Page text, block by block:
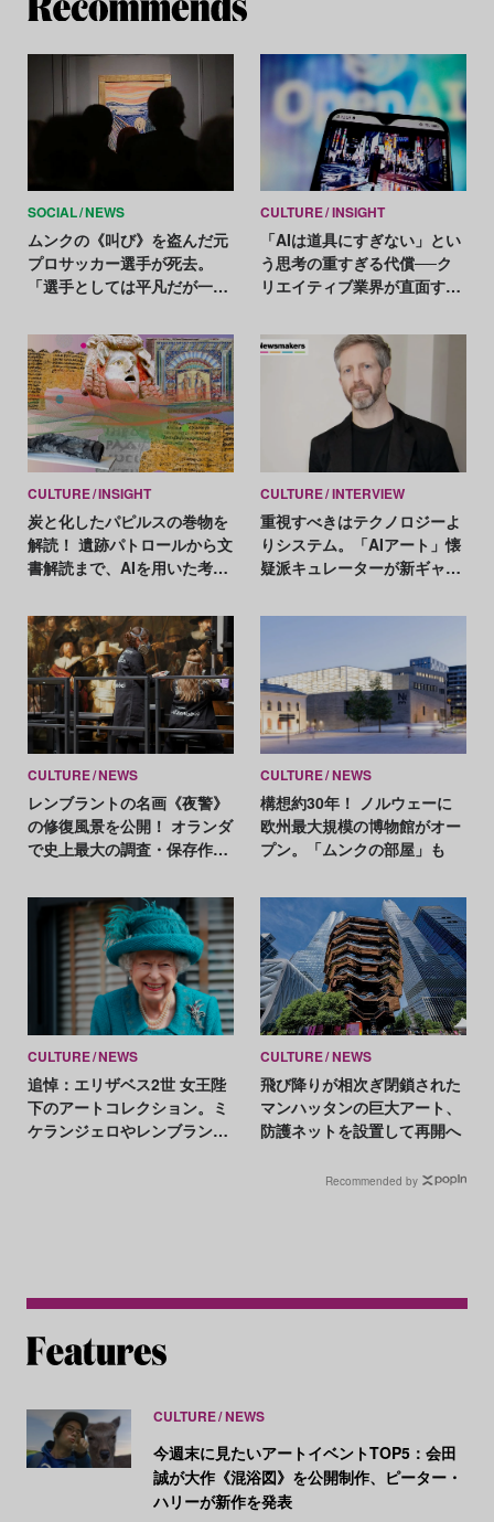
SOCIAL NEWS
ムンクの《叫び》を盗んだ元
プロサッカー選手が死去。
「選手としては平凡だが一流
CULTURE INSIGHT
「AIは道具にすぎない」とい
う思考の重すぎる代償──ク
リエイティブ業界が直面する
CULTURE INSIGHT
炭と化したパピルスの巻物を
解読！ 遺跡パトロールから文
書解読まで、AIを用いた考古
CULTURE INTERVIEW
重視すべきはテクノロジーよ
りシステム。「AIアート」懐
疑派キュレーターが新ギャラ
CULTURE NEWS
レンブラントの名画《夜警》
の修復風景を公開！ オランダ
で史上最大の調査・保存作戦
CULTURE NEWS
構想約30年！ ノルウェーに
欧州最大規模の博物館がオー
プン。「ムンクの部屋」も
CULTURE NEWS
追悼：エリザベス2世 女王陛
下のアートコレクション。ミ
ケランジェロやレンブラント
CULTURE NEWS
飛び降りが相次ぎ閉鎖された
マンハッタンの巨大アート、
防護ネットを設置して再開へ
Recommended by
CULTURE NEWS
今週末に見たいアートイベントTOP5：会田
誠が大作《混浴図》を公開制作、ピーター・
ハリーが新作を発表